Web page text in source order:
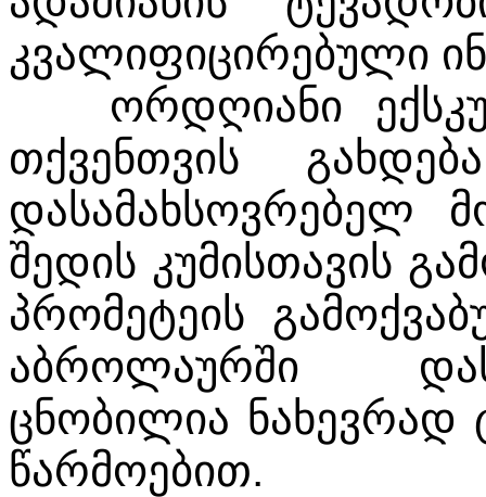
კვალიფიცირებული
ორდღიანი
თქვენთვის
დასამახსოვრებელ
შედის კუმისთავის
პრომეტეის
აბროლაურში
ცნობილია ნახევრად
წარმოებით.